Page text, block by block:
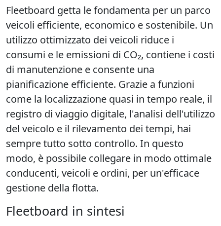
Fleetboard getta le fondamenta per un parco
veicoli efficiente, economico e sostenibile. Un
utilizzo ottimizzato dei veicoli riduce i
consumi e le emissioni di CO₂, contiene i costi
di manutenzione e consente una
pianificazione efficiente. Grazie a funzioni
come la localizzazione quasi in tempo reale, il
registro di viaggio digitale, l'analisi dell'utilizzo
del veicolo e il rilevamento dei tempi, hai
sempre tutto sotto controllo. In questo
modo, è possibile collegare in modo ottimale
conducenti, veicoli e ordini, per un'efficace
gestione della flotta.
Fleetboard in sintesi